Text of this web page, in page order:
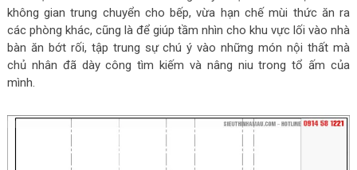
không gian trung chuyển cho bếp, vừa hạn chế mùi thức ăn ra
các phòng khác, cũng là để giúp tầm nhìn cho khu vực lối vào nhà
bàn ăn bớt rối, tập trung sự chú ý vào những món nội thất mà
chủ nhân đã dày công tìm kiếm và nâng niu trong tổ ấm của
mình.